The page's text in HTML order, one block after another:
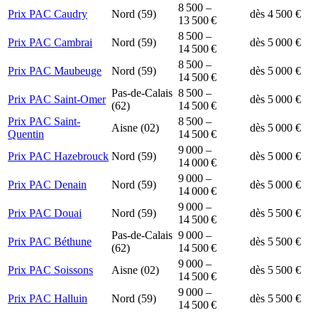
Prix PAC Caudry
Nord (59)
8 500 –
13 500 €
dès 4 500 €
Prix PAC Cambrai Nord (59)
8 500 –
14 500 €
dès 5 000 €
Prix PAC Maubeuge Nord (59)
8 500 –
14 500 €
dès 5 000 €
Prix PAC Saint-Omer
Pas-de-Calais
(62)
8 500 –
14 500 €
dès 5 000 €
Prix PAC Saint-
Quentin
Aisne (02)
8 500 –
14 500 €
dès 5 000 €
Prix PAC Hazebrouck Nord (59)
9 000 –
14 000 €
dès 5 000 €
Prix PAC Denain Nord (59)
9 000 –
14 000 €
dès 5 000 €
Prix PAC Douai Nord (59)
9 000 –
14 500 €
dès 5 500 €
Prix PAC Béthune
Pas-de-Calais
(62)
9 000 –
14 500 €
dès 5 500 €
Prix PAC Soissons Aisne (02)
9 000 –
14 500 €
dès 5 500 €
Prix PAC Halluin Nord (59)
9 000 –
14 500 €
dès 5 500 €